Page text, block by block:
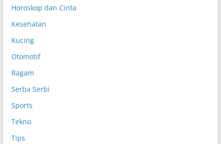
Horoskop dan Cinta
Kesehatan
Kucing
Otomotif
Ragam
Serba Serbi
Sports
Tekno
Tips